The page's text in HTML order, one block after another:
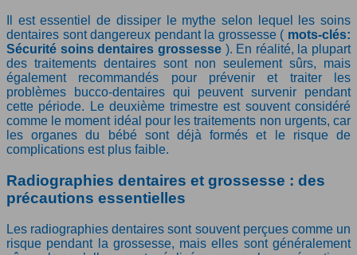
Il est essentiel de dissiper le mythe selon lequel les soins
dentaires sont dangereux pendant la grossesse ( mots-clés:
Sécurité soins dentaires grossesse ). En réalité, la plupart
des traitements dentaires sont non seulement sûrs, mais
également recommandés pour prévenir et traiter les
problèmes bucco-dentaires qui peuvent survenir pendant
cette période. Le deuxième trimestre est souvent considéré
comme le moment idéal pour les traitements non urgents, car
les organes du bébé sont déjà formés et le risque de
complications est plus faible.
Radiographies dentaires et grossesse : des
précautions essentielles
Les radiographies dentaires sont souvent perçues comme un
risque pendant la grossesse, mais elles sont généralement